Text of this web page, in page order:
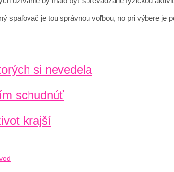
spaľovač je tou správnou voľbou, no pri výbere
si nevedela
schudnúť
krajší